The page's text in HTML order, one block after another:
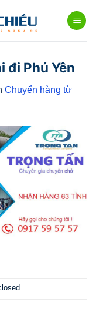
đi Phú Yên
Chuyển hàng từ